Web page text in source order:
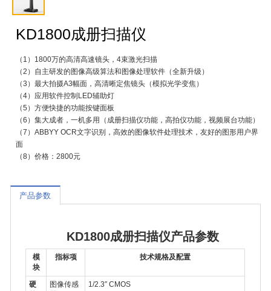
KD1800成册扫描仪
（1）1800万的高清高速镜头，4束激光扫描
（2）自主研发的图像高级算法和图像处理软件（全新升级）
（3）最大拍摄A3幅面，高清晰定焦镜头（模拟光学变焦）
（4）应用软件控制LED辅助灯
（5）方便快捷的功能按键面板
（6）集大成者，一机多用（成册扫描仪功能，高拍仪功能，视频展台功能）
（7）ABBYY OCR文字识别，高效的图像软件处理技术，友好的图形用户界
面
（8）价格：2800元
产品参数
KD1800成册扫描仪产品参数
模
块
指标项 技术规格及配置
硬
图像传感
1/2.3″ CMOS